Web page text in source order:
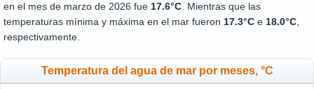
en el mes de marzo de 2026 fue 17.6°C. Mientras que las
temperaturas mínima y máxima en el mar fueron 17.3°C e 18.0°C,
respectivamente.
Temperatura del agua de mar por meses, °C